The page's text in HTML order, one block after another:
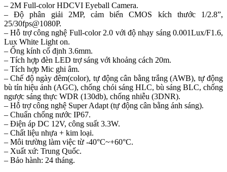
– 2M Full-color HDCVI Eyeball Camera.
– Độ phân giải 2MP, cảm biến CMOS kích thước 1/2.8”,
25/30fps@1080P.
– Hỗ trợ công nghệ Full-color 2.0 với độ nhạy sáng 0.001Lux/F1.6,
Lux White Light on.
– Ống kính cố định 3.6mm.
– Tích hợp đèn LED trợ sáng với khoảng cách 20m.
– Tích hợp Mic ghi âm.
– Chế độ ngày đêm(color), tự động cân bằng trắng (AWB), tự động
bù tín hiệu ảnh (AGC), chống chói sáng HLC, bù sáng BLC, chống
ngược sáng thực WDR (130db), chống nhiễu (3DNR).
– Hỗ trợ công nghệ Super Adapt (tự động cân bằng ánh sáng).
– Chuẩn chống nước IP67.
– Điện áp DC 12V, công suất 3.3W.
– Chất liệu nhựa + kim loại.
– Môi trường làm việc từ -40°C~+60°C.
– Xuất xứ: Trung Quốc.
– Bảo hành: 24 tháng.